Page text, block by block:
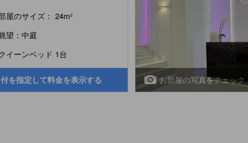
屋のサイズ： 24m²
望：中庭
イーンベッド 1台
を指定して料金を表示する お部屋の写真をチェック